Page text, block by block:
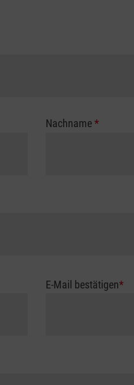
Nachname*
E-Mail bestätigen*